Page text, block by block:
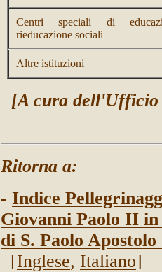
Centri speciali di
rieducazione sociali
Altre istituzioni
[A cura dell'Ufficio
Ritorna a:
- Indice
Giovanni Paolo II
di S. Paolo
[Inglese, Italiano]